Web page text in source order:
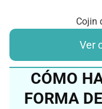
Cojin
Ver
CÓMO
FORMA